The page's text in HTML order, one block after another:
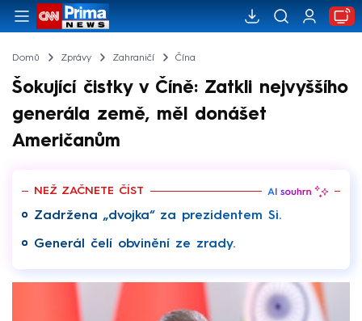
Domů Zprávy Zahraničí Čína
Šokující čistky v Číně: Zatkli nejvyššího
generála země, měl donášet
Američanům
NEŽ ZAČNETE ČÍST
Zadržena „dvojka“ za prezidentem Si.
Generál čelí obvinění ze zrady.